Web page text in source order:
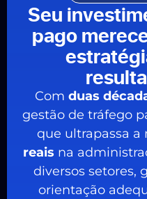
Seu
pago
Com duas
gestão de tráfego
que ultrapassa a
reais na
diversos setores,
orientação